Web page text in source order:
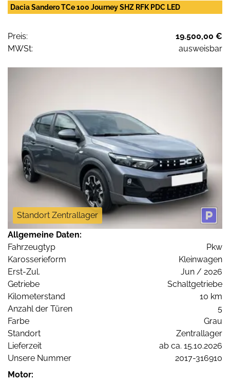
Dacia Sandero TCe 100 Journey SHZ RFK PDC LED
Preis:
19.500,00 €
MWSt:
ausweisbar
Standort Zentrallager
Allgemeine Daten:
Fahrzeugtyp
Pkw
Karosserieform
Kleinwagen
Erst-Zul.
Jun / 2026
Getriebe
Schaltgetriebe
Kilometerstand
10 km
Anzahl der Türen
5
Farbe
Grau
Standort
Zentrallager
Lieferzeit
ab ca. 15.10.2026
Unsere Nummer
2017-316910
Motor: